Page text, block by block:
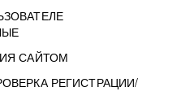
САЙТОМ
РЕГИСТРАЦИИ/